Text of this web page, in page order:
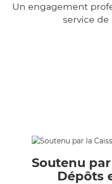
Un engagement
service
Soutenu
Dépôts